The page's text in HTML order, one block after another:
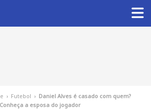
› Futebol › Daniel Alves é casado com quem?
Conheça a esposa do jogador